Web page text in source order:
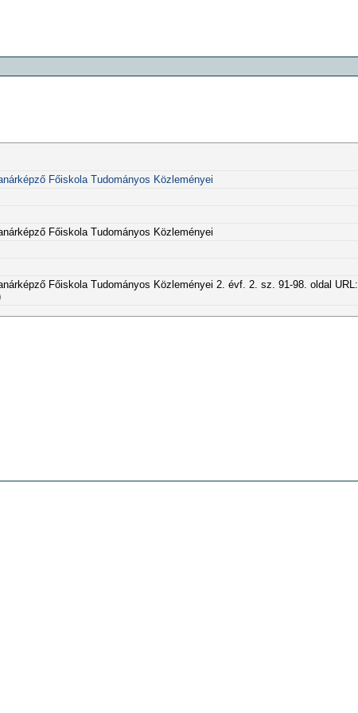
Főiskola Tudományos Közleményei
Főiskola Tudományos Közleményei
Főiskola Tudományos Közleményei 2. évf. 2. sz. 91-98. oldal URL: